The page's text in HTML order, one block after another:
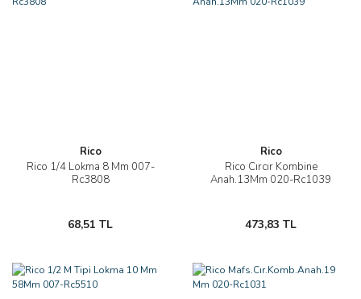
Rico
Rico 1/4 Lokma 8 Mm 007-
Rc3808
68,51 TL
Rico
Rico Cırcır Kombine
Anah.13Mm 020-Rc1039
473,83 TL